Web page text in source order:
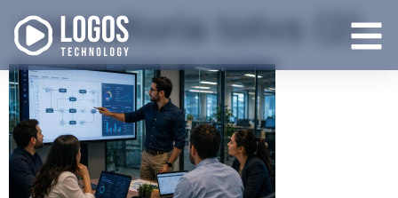
consultoria totvs (2)